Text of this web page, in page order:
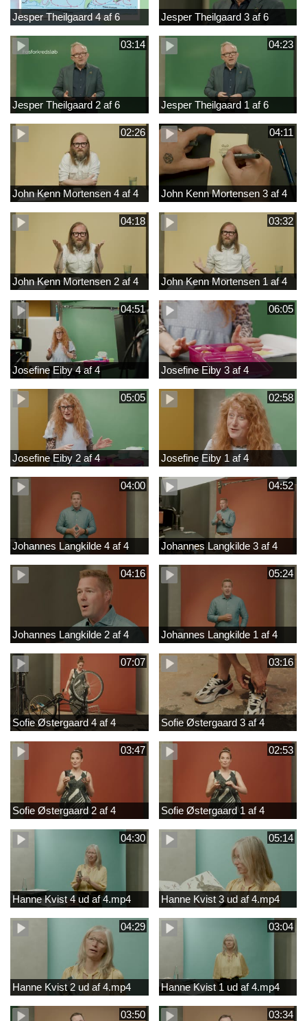
Jesper Theilgaard 4 af 6 Jesper Theilgaard 3 af 6
03:14
Jesper Theilgaard 2 af 6
04:23
Jesper Theilgaard 1 af 6
02:26
John Kenn Mortensen 4 af 4
04:11
John Kenn Mortensen 3 af 4
04:18
John Kenn Mortensen 2 af 4
03:32
John Kenn Mortensen 1 af 4
04:51
Josefine Eiby 4 af 4
06:05
Josefine Eiby 3 af 4
05:05
Josefine Eiby 2 af 4
02:58
Josefine Eiby 1 af 4
04:00
Johannes Langkilde 4 af 4
04:52
Johannes Langkilde 3 af 4
04:16
Johannes Langkilde 2 af 4
05:24
Johannes Langkilde 1 af 4
07:07
Sofie Østergaard 4 af 4
03:16
Sofie Østergaard 3 af 4
03:47
Sofie Østergaard 2 af 4
02:53
Sofie Østergaard 1 af 4
04:30
Hanne Kvist 4 ud af 4.mp4
05:14
Hanne Kvist 3 ud af 4.mp4
04:29
Hanne Kvist 2 ud af 4.mp4
03:04
Hanne Kvist 1 ud af 4.mp4
03:50 03:34